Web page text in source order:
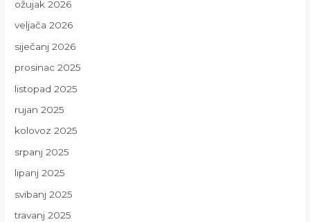
ožujak 2026
veljača 2026
siječanj 2026
prosinac 2025
listopad 2025
rujan 2025
kolovoz 2025
srpanj 2025
lipanj 2025
svibanj 2025
travanj 2025